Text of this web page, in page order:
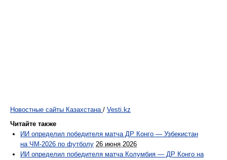
Новостные сайты Казахстана / Vesti.kz
Читайте также
ИИ определил победителя матча ДР Конго — Узбекистан
на ЧМ-2026 по футболу 26 июня 2026
ИИ определил победителя матча Колумбия — ДР Конго на